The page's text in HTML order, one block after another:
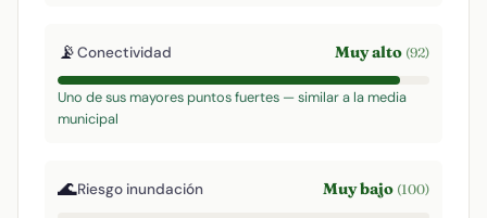
📡Conectividad Muy alto (92)
Uno de sus mayores puntos fuertes — similar a la media
municipal
🌊Riesgo inundación Muy bajo (100)